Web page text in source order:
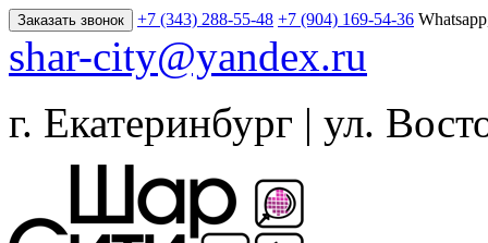
Заказать звонок +7 (343) 288-55-48 +7 (904) 169-54-36
shar-city@yandex.ru
г. Екатеринбург | ул.